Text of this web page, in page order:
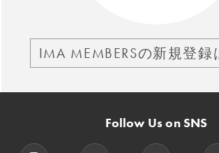
IMA MEMBERSの新規登録
Follow Us on SNS